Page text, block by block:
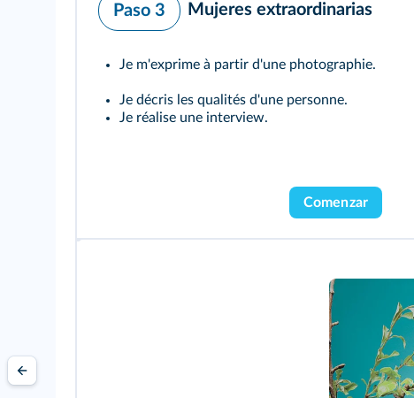
Paso 3 Mujeres extraordinarias
Je m'exprime à partir d'une photographie.
Je décris les qualités d'une personne.
Je réalise une interview.
Comenzar